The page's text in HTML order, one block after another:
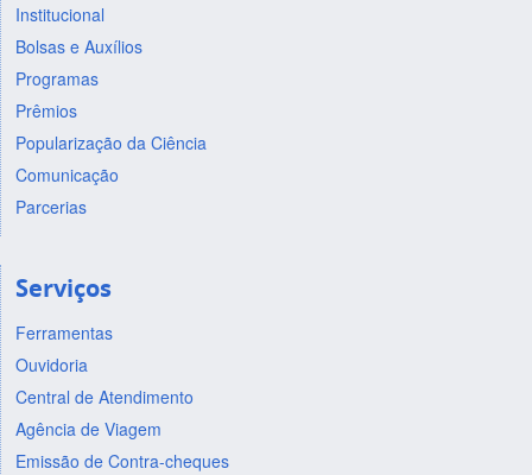
Institucional
Bolsas e Auxílios
Programas
Prêmios
Popularização da Ciência
Comunicação
Parcerias
Serviços
Ferramentas
Ouvidoria
Central de Atendimento
Agência de Viagem
Emissão de Contra-cheques